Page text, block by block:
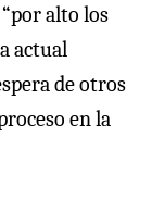
alto los
actual
de otros
en la